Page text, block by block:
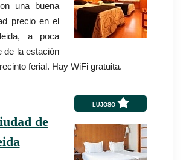
una buena
precio en el
a poca
de la estación
ferial. Hay WiFi gratuita.
LUJOSO
de